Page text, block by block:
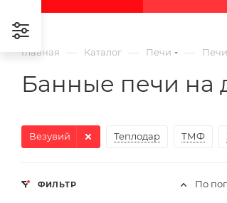
Главная — Каталог — Печи —
Банные печи на
Теплодар ТМФ
Везувий
По
ФИЛЬТР